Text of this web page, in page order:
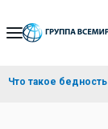
Skip
Navigation
Что такое бедность